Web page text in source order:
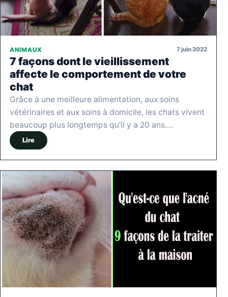
ANIMAUX 7 juin 2022
7 façons dont le vieillissement
affecte le comportement de votre
chat
Grâce à une meilleure alimentation, aux soins
vétérinaires et aux soins à domicile, les chats vivent
beaucoup plus longtemps qu’il y a 20 ans.…
Lire